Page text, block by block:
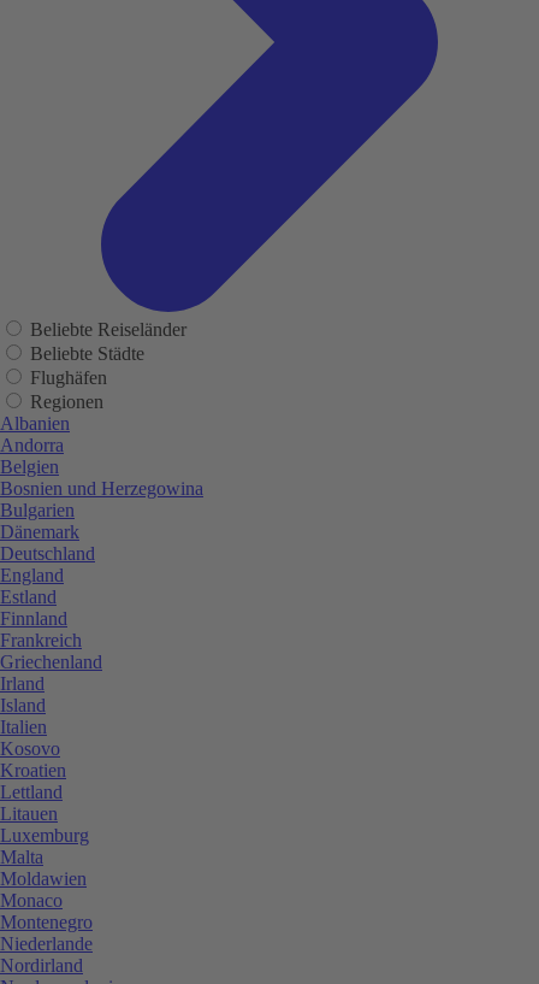
Beliebte Reiseländer
Beliebte Städte
Flughäfen
Regionen
Albanien
Andorra
Belgien
Bosnien und Herzegowina
Bulgarien
Dänemark
Deutschland
England
Estland
Finnland
Frankreich
Griechenland
Irland
Island
Italien
Kosovo
Kroatien
Lettland
Litauen
Luxemburg
Malta
Moldawien
Monaco
Montenegro
Niederlande
Nordirland